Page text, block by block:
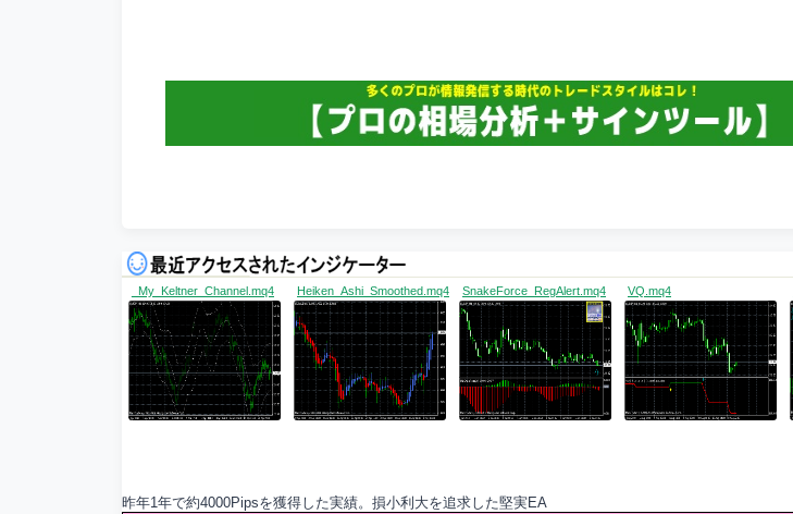
_My_Keltner_Channel.mq4 Heiken_Ashi_Smoothed.mq4 SnakeForce_RegAlert.mq4 VQ.mq4
昨年1年で約4000Pipsを獲得した実績。損小利大を追求した堅実EA